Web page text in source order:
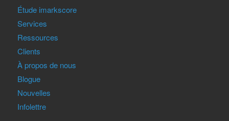
Étude imarkscore
Services
Ressources
Clients
À propos de nous
Blogue
Nouvelles
Infolettre